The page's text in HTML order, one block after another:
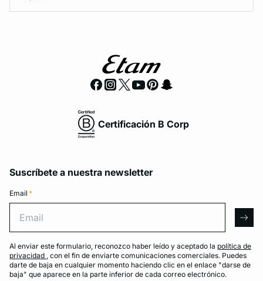
Certificación B Corp
Suscríbete a nuestra newsletter
Email *
Al enviar este formulario, reconozco haber leído y aceptado la política de
privacidad , con el fin de enviarte comunicaciones comerciales. Puedes
darte de baja en cualquier momento haciendo clic en el enlace "darse de
baja" que aparece en la parte inferior de cada correo electrónico.